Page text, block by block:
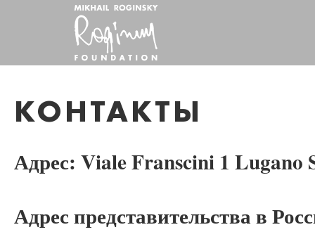
КОНТАКТЫ
Адрес: Viale Franscini 1 Lugano
Адрес представительства в